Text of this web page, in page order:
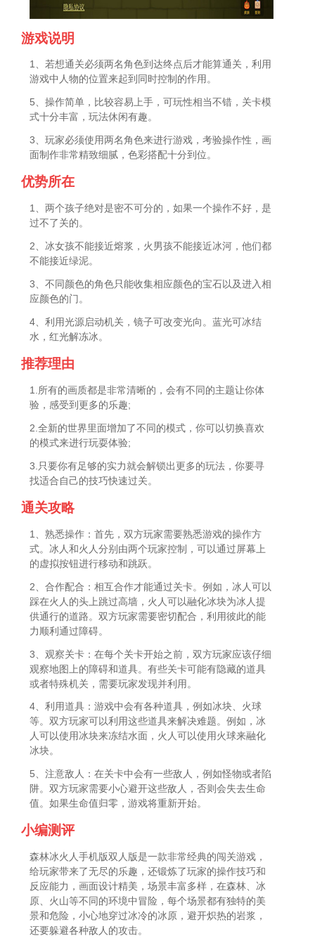
游戏说明
1、若想通关必须两名角色到达终点后才能算通关，利用
游戏中人物的位置来起到同时控制的作用。
5、操作简单，比较容易上手，可玩性相当不错，关卡模
式十分丰富，玩法休闲有趣。
3、玩家必须使用两名角色来进行游戏，考验操作性，画
面制作非常精致细腻，色彩搭配十分到位。
优势所在
1、两个孩子绝对是密不可分的，如果一个操作不好，是
过不了关的。
2、冰女孩不能接近熔浆，火男孩不能接近冰河，他们都
不能接近绿泥。
3、不同颜色的角色只能收集相应颜色的宝石以及进入相
应颜色的门。
4、利用光源启动机关，镜子可改变光向。蓝光可冰结
水，红光解冻冰。
推荐理由
1.所有的画质都是非常清晰的，会有不同的主题让你体
验，感受到更多的乐趣;
2.全新的世界里面增加了不同的模式，你可以切换喜欢
的模式来进行玩耍体验;
3.只要你有足够的实力就会解锁出更多的玩法，你要寻
找适合自己的技巧快速过关。
通关攻略
1、熟悉操作：首先，双方玩家需要熟悉游戏的操作方
式。冰人和火人分别由两个玩家控制，可以通过屏幕上
的虚拟按钮进行移动和跳跃。
2、合作配合：相互合作才能通过关卡。例如，冰人可以
踩在火人的头上跳过高墙，火人可以融化冰块为冰人提
供通行的道路。双方玩家需要密切配合，利用彼此的能
力顺利通过障碍。
3、观察关卡：在每个关卡开始之前，双方玩家应该仔细
观察地图上的障碍和道具。有些关卡可能有隐藏的道具
或者特殊机关，需要玩家发现并利用。
4、利用道具：游戏中会有各种道具，例如冰块、火球
等。双方玩家可以利用这些道具来解决难题。例如，冰
人可以使用冰块来冻结水面，火人可以使用火球来融化
冰块。
5、注意敌人：在关卡中会有一些敌人，例如怪物或者陷
阱。双方玩家需要小心避开这些敌人，否则会失去生命
值。如果生命值归零，游戏将重新开始。
小编测评
森林冰火人手机版双人版是一款非常经典的闯关游戏，
给玩家带来了无尽的乐趣，还锻炼了玩家的操作技巧和
反应能力，画面设计精美，场景丰富多样，在森林、冰
原、火山等不同的环境中冒险，每个场景都有独特的美
景和危险，小心地穿过冰冷的冰原，避开炽热的岩浆，
还要躲避各种敌人的攻击。